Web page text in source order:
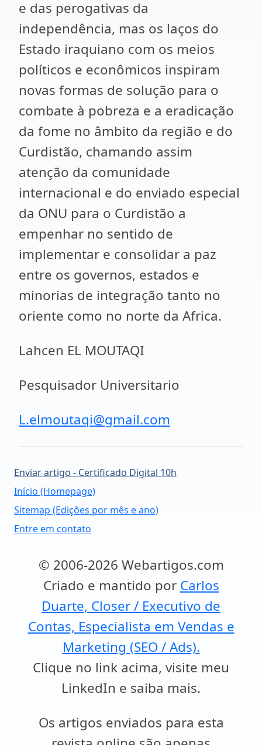
e das perogativas da
independência, mas os laços do
Estado iraquiano com os meios
políticos e econômicos inspiram
novas formas de solução para o
combate à pobreza e a eradicação
da fome no âmbito da região e do
Curdistão, chamando assim
atenção da comunidade
internacional e do enviado especial
da ONU para o Curdistão a
empenhar no sentido de
implementar e consolidar a paz
entre os governos, estados e
minorias de integração tanto no
oriente como no norte da Africa.
Lahcen EL MOUTAQI
Pesquisador Universitario
L.elmoutaqi@gmail.com
Enviar artigo - Certificado Digital 10h
Início (Homepage)
Sitemap (Edições por mês e ano)
Entre em contato
© 2006-2026 Webartigos.com
Criado e mantido por Carlos
Duarte, Closer / Executivo de
Contas, Especialista em Vendas e
Marketing (SEO / Ads).
Clique no link acima, visite meu
LinkedIn e saiba mais.
Os artigos enviados para esta